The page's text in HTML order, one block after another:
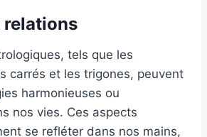
relations
tels que les
carrés et les trigones, peuvent
harmonieuses ou
nos vies. Ces aspects
se refléter dans nos mains,